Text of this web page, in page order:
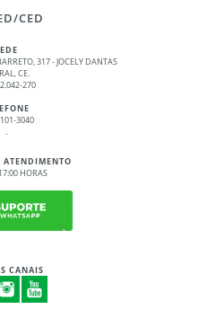
CED
317 - JOCELY DANTAS
CE.
270
3040
.
ATENDIMENTO
HORAS
CANAIS